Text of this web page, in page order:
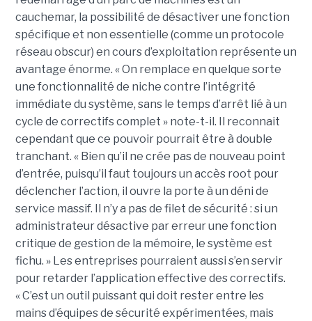
cauchemar, la possibilité de désactiver une fonction
spécifique et non essentielle (comme un protocole
réseau obscur) en cours d’exploitation représente un
avantage énorme. « On remplace en quelque sorte
une fonctionnalité de niche contre l’intégrité
immédiate du système, sans le temps d’arrêt lié à un
cycle de correctifs complet » note-t-il. Il reconnait
cependant que ce pouvoir pourrait être à double
tranchant. « Bien qu’il ne crée pas de nouveau point
d’entrée, puisqu’il faut toujours un accès root pour
déclencher l’action, il ouvre la porte à un déni de
service massif. Il n’y a pas de filet de sécurité : si un
administrateur désactive par erreur une fonction
critique de gestion de la mémoire, le système est
fichu. » Les entreprises pourraient aussi s’en servir
pour retarder l’application effective des correctifs.
« C’est un outil puissant qui doit rester entre les
mains d’équipes de sécurité expérimentées, mais